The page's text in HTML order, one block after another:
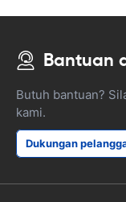
Bantuan
Butuh bantuan?
kami.
Dukungan